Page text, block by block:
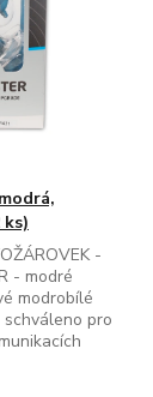
-
- modré
modrobílé
pro